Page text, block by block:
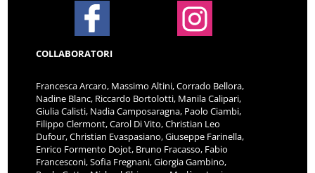
COLLABORATORI
Francesca Arcaro, Massimo Altini, Corrado Bellora,
Nadine Blanc, Riccardo Bortolotti, Manila Calipari,
Giulia Calisti, Nadia Camposaragna, Paolo Ciambi,
Filippo Clermont, Carol Di Vito, Christian Leo
Dufour, Christian Evaspasiano, Giuseppe Farinella,
Enrico Formento Dojot, Bruno Fracasso, Fabio
Francesconi, Sofia Fregnani, Giorgia Gambino,